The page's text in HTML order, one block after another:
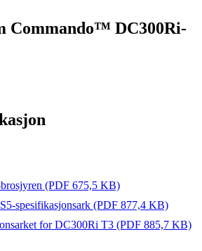
Commando™ DC300Ri-
(PDF 675,5 KB)
spesifikasjonsark (PDF 877,4 KB)
for DC300Ri T3 (PDF 885,7 KB)